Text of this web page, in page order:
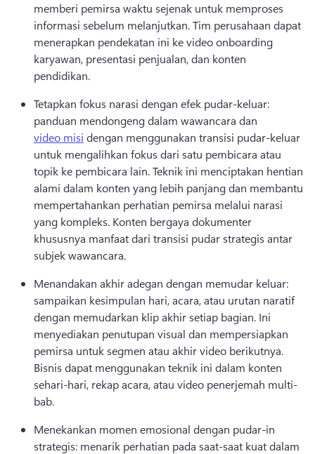
memberi pemirsa waktu sejenak untuk memproses
informasi sebelum melanjutkan. Tim perusahaan dapat
menerapkan pendekatan ini ke video onboarding
karyawan, presentasi penjualan, dan konten
pendidikan.
Tetapkan fokus narasi dengan efek pudar-keluar:
panduan mendongeng dalam wawancara dan
video misi dengan menggunakan transisi pudar-keluar
untuk mengalihkan fokus dari satu pembicara atau
topik ke pembicara lain. Teknik ini menciptakan hentian
alami dalam konten yang lebih panjang dan membantu
mempertahankan perhatian pemirsa melalui narasi
yang kompleks. Konten bergaya dokumenter
khususnya manfaat dari transisi pudar strategis antar
subjek wawancara.
Menandakan akhir adegan dengan memudar keluar:
sampaikan kesimpulan hari, acara, atau urutan naratif
dengan memudarkan klip akhir setiap bagian. Ini
menyediakan penutupan visual dan mempersiapkan
Bisnis dapat menggunakan teknik ini dalam konten
sehari-hari, rekap acara, atau video penerjemah multi-
bab.
Menekankan momen emosional dengan pudar-in
strategis: menarik perhatian pada saat-saat kuat dalam